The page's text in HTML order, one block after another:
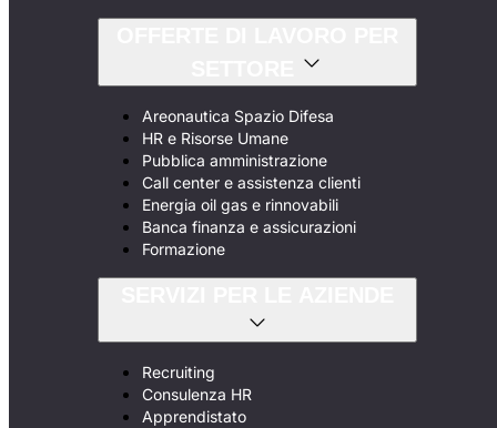
Areonautica Spazio Difesa
HR e Risorse Umane
Pubblica amministrazione
Call center e assistenza clienti
Energia oil gas e rinnovabili
Banca finanza e assicurazioni
Formazione
Recruiting
Consulenza HR
Apprendistato